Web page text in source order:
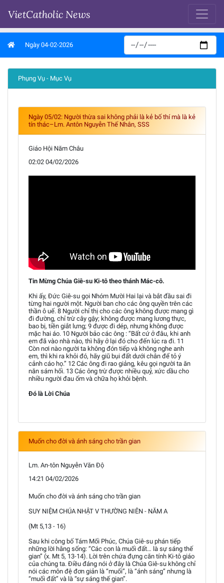
VietCatholic News
Ngày 04-02-2026
Phụng Vụ - Mục Vụ
Ngày 05/02: Người thừa sai không phải là kẻ bố thí mà là kẻ
tín thác–Lm. Antôn Nguyễn Thế Nhân, SSS
Giáo Hội Năm Châu
02:02 04/02/2026
Tin Mừng Chúa Giê-su Ki-tô theo thánh Mác-cô.
Khi ấy, Đức Giê-su gọi Nhóm Mười Hai lại và bắt đầu sai đi
từng hai người một. Người ban cho các ông quyền trên các
thần ô uế. 8 Người chỉ thị cho các ông không được mang gì
đi đường, chỉ trừ cây gậy; không được mang lương thực,
bao bị, tiền giắt lưng; 9 được đi dép, nhưng không được
mặc hai áo. 10 Người bảo các ông : “Bất cứ ở đâu, khi anh
em đã vào nhà nào, thì hãy ở lại đó cho đến lúc ra đi. 11
Còn nơi nào người ta không đón tiếp và không nghe anh
em, thì khi ra khỏi đó, hãy giũ bụi đất dưới chân để tỏ ý
cảnh cáo họ.” 12 Các ông đi rao giảng, kêu gọi người ta ăn
năn sám hối. 13 Các ông trừ được nhiều quỷ, xức dầu cho
nhiều người đau ốm và chữa họ khỏi bệnh.
Đó là Lời Chúa
Muốn cho đời và ánh sáng cho trần gian
Lm. An-tôn Nguyễn Văn Độ
14:21 04/02/2026
Muốn cho đời và ánh sáng cho trần gian
SUY NIỆM CHÚA NHẬT V THƯỜNG NIÊN - NĂM A
(Mt 5,13 - 16)
Sau khi công bố Tám Mối Phúc, Chúa Giê-su phán tiếp
những lời hằng sống: “Các con là muối đất… là sự sáng thế
gian” (x. Mt 5, 13-14). Lời trên chứa đựng căn tính Ki-tô giáo
của chúng ta. Điều đáng nói ở đây là Chúa Giê-su không chỉ
nói các môn đệ đơn giản là “muối”, là “ánh sáng” nhưng là
“muối đất” và là “sự sáng thế gian”.